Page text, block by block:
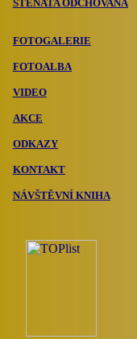
ŠTĚŇATA ODCHOVANÁ
FOTOGALERIE
FOTOALBA
VIDEO
AKCE
ODKAZY
KONTAKT
NÁVŠTĚVNÍ KNIHA